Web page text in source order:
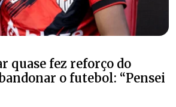
quase fez reforço do
o futebol: “Pensei